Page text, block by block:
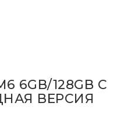
6GB/128GB С
ВЕРСИЯ